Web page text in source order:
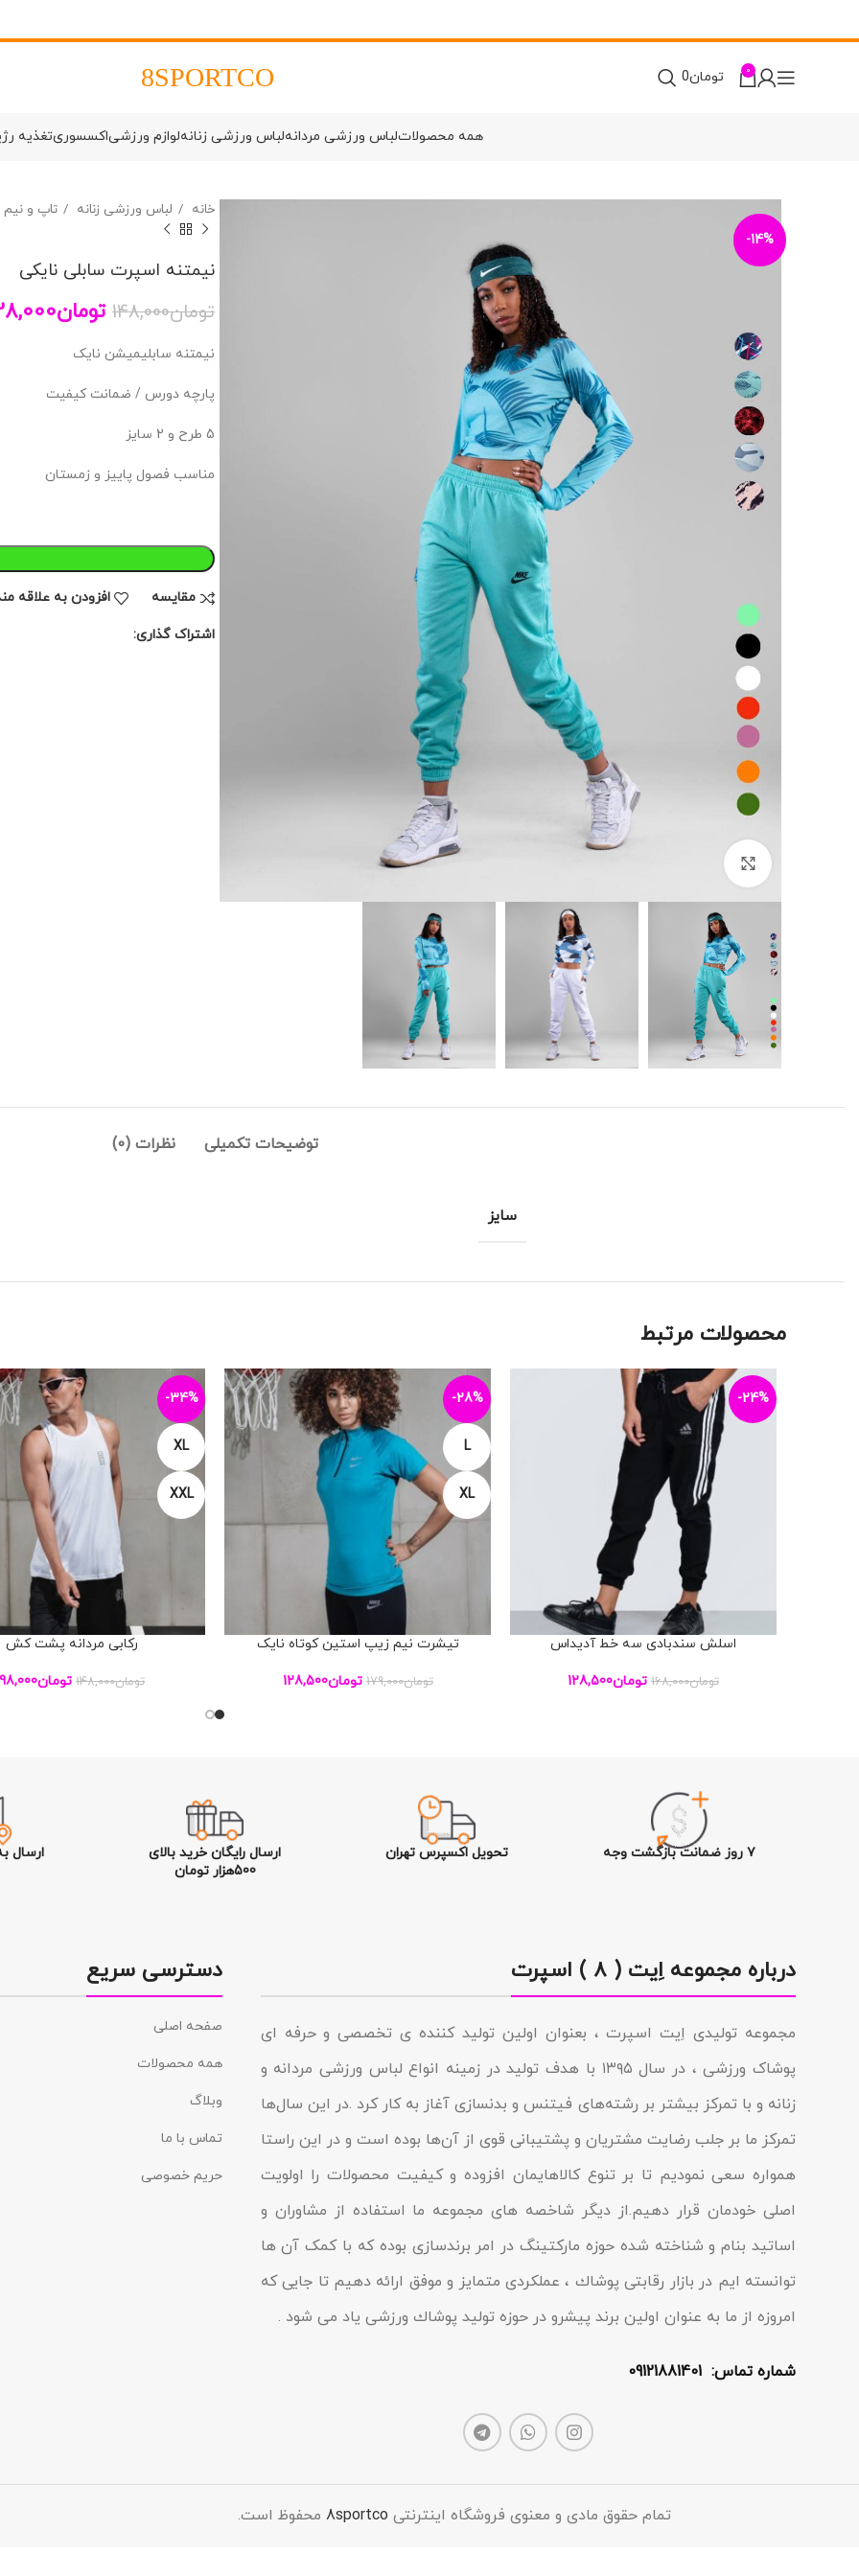
0 تومان0
8SPORTCO
همه محصولاتلباس ورزشی مردانهلباس ورزشی زنانهلوازم ورزشیاکسسوریتغذیه
-14%
خانه لباس ورزشی زنانه تاپ و
نیمتنه اسپرت سابلی نایکی
تومان148,000 تومان
نیمتنه سابلیمیشن نایک
پارچه دورس / ضمانت کیفیت
5 طرح و 2 سایز
مناسب فصول پاییز و زمستان
مقايسه افزودن به علاقه
اشتراک گذاری:
توضیحات تکمیلی نظرات (0)
سایز
محصولات مرتبط
-24%
افزودن به سبد خرید
اسلش سندبادی سه خط آدیداس
تومان168,000 تومان128,500
-28%
L
XL
افزودن به سبد خرید
تیشرت نیم زیپ استین کوتاه نایک
تومان179,000 تومان128,500
-34%
XL
XXL
افزودن به سبد خریدرکابی مردانه پشت کش
تومان148,000 تومان98,000
۷ روز ضمانت بازگشت وجه تحویل اکسپرس تهران
ارسال رایگان خرید بالای
500هزار تومان
ارسال
درباره مجموعه اِیت ( ۸ ) اسپرت
مجموعه تولیدى اِیت اسپرت ، بعنوان اولین تولید کننده ی تخصصی و حرفه ای
پوشاک ورزشی ، در سال ۱۳۹۵ با هدف تولید در زمینه انواع لباس ورزشی مردانه و
زنانه و با تمرکز بیشتر بر رشته‌های فیتنس و بدنسازی آغاز به کار کرد .در این سال‌ها
تمرکز ما بر جلب رضایت مشتریان و پشتیبانی قوی از آن‌ها بوده است و در این راستا
همواره سعی نمودیم تا بر تنوع کالاهایمان افزوده و کیفیت محصولات را اولویت
اصلی خودمان قرار دهیم.از دیگر شاخصه هاى مجموعه ما استفاده از مشاوران و
اساتید بنام و شناخته شده حوزه مارکتینگ در امر برندسازى بوده که با کمک آن ها
توانسته ایم در بازار رقابتى پوشاك ، عملکردى متمایز و موفق ارائه دهیم تا جایى که
امروزه از ما به عنوان اولین برند پیشرو در حوزه تولید پوشاك ورزشی یاد مى شود .
شماره تماس: 09121881401
دسترسی سریع
صفحه اصلی
همه محصولات
وبلاگ
تماس با ما
حریم خصوصی
تمام حقوق مادی و معنوی فروشگاه اینترنتی 8sportco محفوظ است.